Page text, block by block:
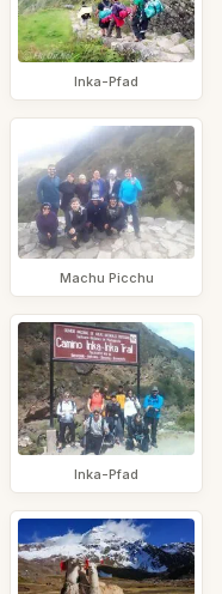
Inka-Pfad
Machu Picchu
Inka-Pfad